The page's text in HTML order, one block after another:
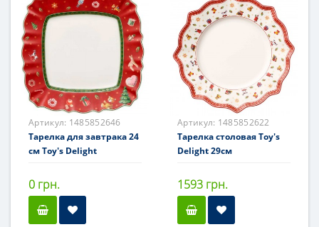
Артикул: 1485852646
Тарелка для завтрака 24
см Toy's Delight
0 грн.
Артикул: 1485852622
Тарелка столовая Toy's
Delight 29см
1593 грн.